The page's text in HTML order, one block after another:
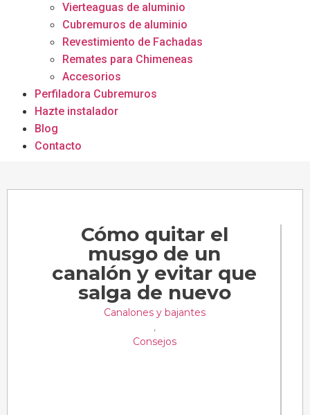
Vierteaguas de aluminio
Cubremuros de aluminio
Revestimiento de Fachadas
Remates para Chimeneas
Accesorios
Perfiladora Cubremuros
Hazte instalador
Blog
Contacto
Cómo quitar el
musgo de un
canalón y evitar que
salga de nuevo
Canalones y bajantes
,
Consejos